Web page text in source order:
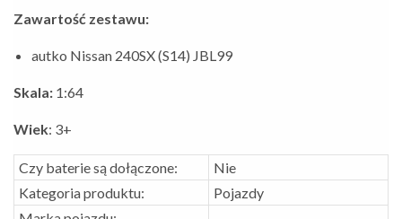
Zawartość zestawu:
autko Nissan 240SX (S14) JBL99
Skala: 1:64
Wiek: 3+
Czy baterie są dołączone:
Nie
Kategoria produktu:
Pojazdy